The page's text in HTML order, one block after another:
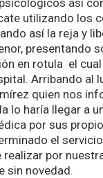
utilizando los
así la reja y
presentando
en rotula el
Arribando al
quien nos
lo haría llegar a
por sus
el
realizar por
sin novedad.